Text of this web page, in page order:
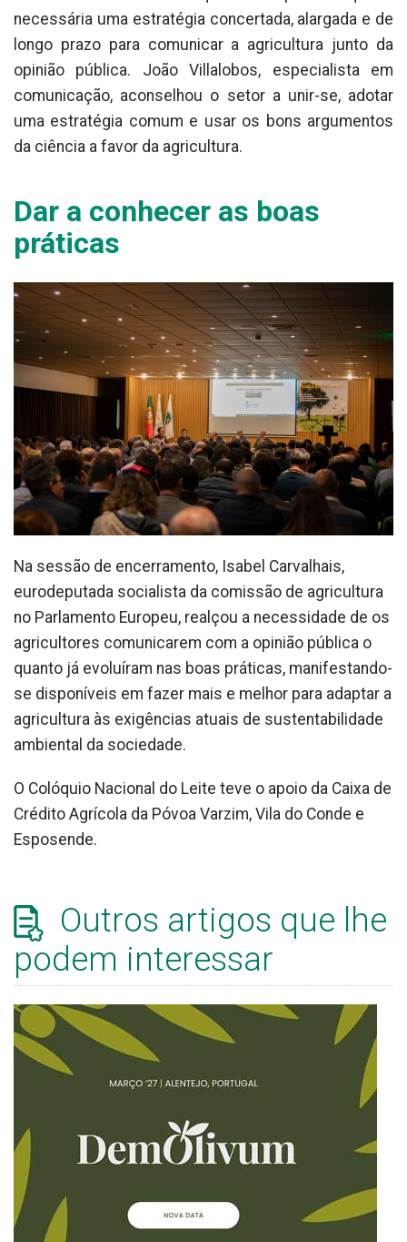
necessária uma estratégia concertada, alargada e de
longo prazo para comunicar a agricultura junto da
opinião pública. João Villalobos, especialista em
comunicação, aconselhou o setor a unir-se, adotar
uma estratégia comum e usar os bons argumentos
da ciência a favor da agricultura.
Dar a conhecer as boas
práticas
Na sessão de encerramento, Isabel Carvalhais,
eurodeputada socialista da comissão de agricultura
no Parlamento Europeu, realçou a necessidade de os
agricultores comunicarem com a opinião pública o
quanto já evoluíram nas boas práticas, manifestando-
se disponíveis em fazer mais e melhor para adaptar a
agricultura às exigências atuais de sustentabilidade
ambiental da sociedade.
O Colóquio Nacional do Leite teve o apoio da Caixa de
Crédito Agrícola da Póvoa Varzim, Vila do Conde e
Esposende.
Outros artigos que lhe
podem interessar